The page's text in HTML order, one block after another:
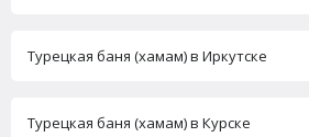
Турецкая баня (хамам) в Иркутске
Турецкая баня (хамам) в Курске